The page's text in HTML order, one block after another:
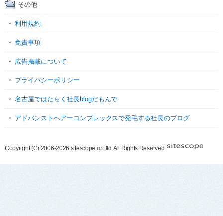
その他
利用規約
免責事項
広告掲載について
プライバシーポリシー
名古屋ではたらく社長blogだもんで
アドバンストヘアーコンプレックスで発毛する社長のブログ
Copyright (C) 2006-2026 sitescope co.,ltd. All Rights Reserved.